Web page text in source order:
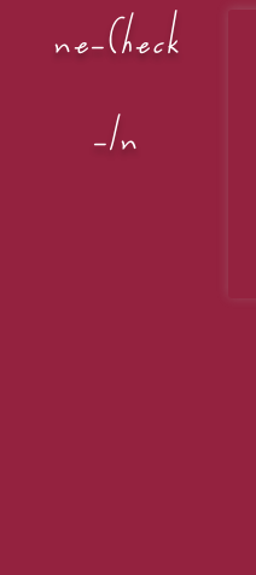
ne-Check
-In